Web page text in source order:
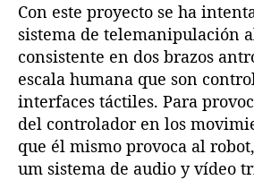
Con este proyecto se ha
sistema de telemanipulación
consistente en dos brazos
escala humana que son
interfaces táctiles. Para
del controlador en los
que él mismo provoca al
um sistema de audio y vídeo